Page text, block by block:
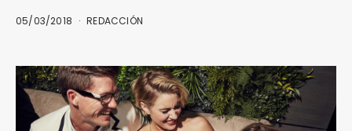
05/03/2018 REDACCIÓN